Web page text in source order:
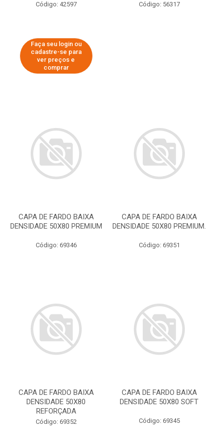
Código: 42597
Faça seu login ou
cadastre-se para
ver preços e
comprar
Código: 56317
CAPA DE FARDO BAIXA
DENSIDADE 50X80 PREMIUM
Código: 69346
CAPA DE FARDO BAIXA
DENSIDADE 50X80 PREMIUM.
Código: 69351
CAPA DE FARDO BAIXA
DENSIDADE 50X80
REFORÇADA
Código: 69352
CAPA DE FARDO BAIXA
DENSIDADE 50X80 SOFT
Código: 69345